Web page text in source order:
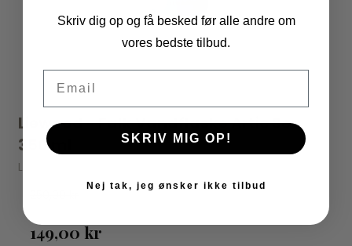
Liewood - Falk Vandflaske Artic Sea
350 ml
Liewood
149,00 kr
Skriv dig op og få besked før alle andre om
vores bedste tilbud.
SKRIV MIG OP!
Nej tak, jeg ønsker ikke tilbud